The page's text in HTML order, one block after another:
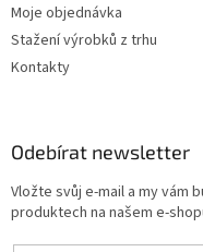
Moje objednávka
Stažení výrobků z trhu
Kontakty
Odebírat newsletter
Vložte svůj e-mail a my vám
produktech na našem e-